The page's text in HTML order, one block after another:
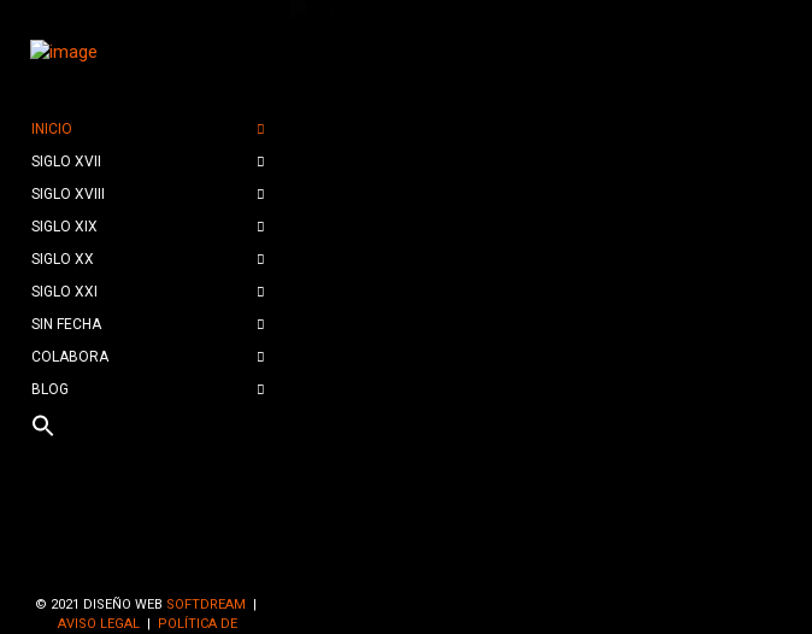
INICIO
SIGLO XVII
SIGLO XVIII
SIGLO XIX
SIGLO XX
SIGLO XXI
SIN FECHA
COLABORA
BLOG
© 2021 DISEÑO WEB SOFTDREAM |
AVISO LEGAL | POLÍTICA DE